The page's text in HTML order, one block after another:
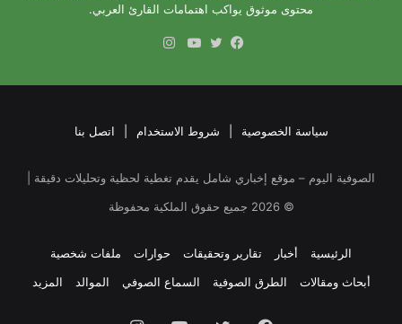
محتوى موثوق يواكب اهتمامات القارئ العربي.
سياسة الخصوصية شروط الاستخدام اتصل بنا
الصوفية اليوم – موقع إخباري شامل يقدم تغطية لحظية وتحليلات دقيقة |
©
2026 جميع حقوق الملكية محفوظة
الرئيسية أخبار تقارير وتحقيقات حوارات
ملفات شخصية
أبحاث ومقالات
الطرق الصوفية السماع الصوفي الموالد المزيد